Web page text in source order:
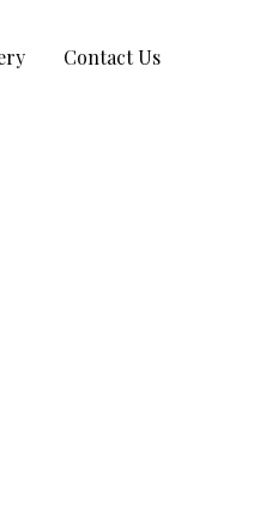
Contact Us